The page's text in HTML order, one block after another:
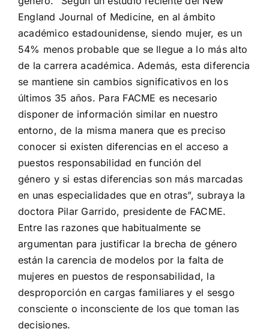
England Journal of Medicine, en al ámbito
académico estadounidense, siendo mujer, es un
54% menos probable que se llegue a lo más alto
de la carrera académica. Además, esta diferencia
se mantiene sin cambios significativos en los
últimos 35 años. Para FACME es necesario
disponer de información similar en nuestro
entorno, de la misma manera que es preciso
conocer si existen diferencias en el acceso a
puestos responsabilidad en función del
género y si estas diferencias son más marcadas
en unas especialidades que en otras”, subraya la
doctora Pilar Garrido, presidente de FACME.
Entre las razones que habitualmente se
argumentan para justificar la brecha de género
están la carencia de modelos por la falta de
mujeres en puestos de responsabilidad, la
desproporción en cargas familiares y el sesgo
consciente o inconsciente de los que toman las
decisiones.